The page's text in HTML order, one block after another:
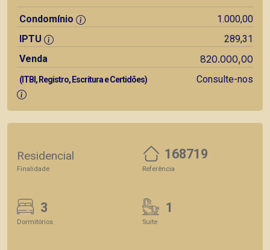
Condomínio
1.000,00
IPTU
289,31
Venda
820.000,00
(ITBI, Registro, Escritura e Certidões) Consulte-nos
Residencial
Finalidade
168719
Referência
3
Dormitórios
1
Suite